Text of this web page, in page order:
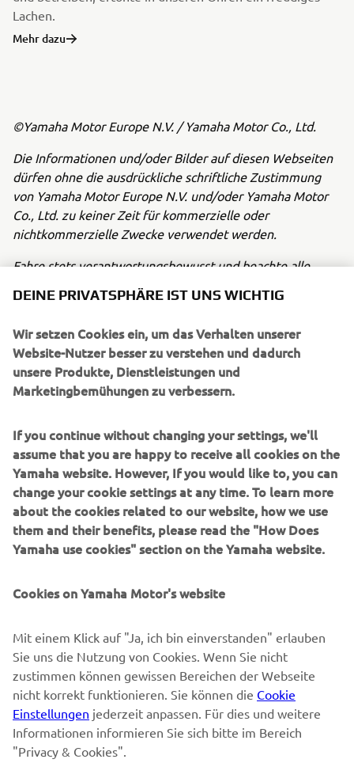
Lachen.
Mehr dazu
©Yamaha Motor Europe N.V. / Yamaha Motor Co., Ltd.
Die Informationen und/oder Bilder auf diesen Webseiten
dürfen ohne die ausdrückliche schriftliche Zustimmung
von Yamaha Motor Europe N.V. und/oder Yamaha Motor
Co., Ltd. zu keiner Zeit für kommerzielle oder
nichtkommerzielle Zwecke verwendet werden.
Fahre stets verantwortungsbewusst und beachte alle
UNTERNEHMEN
B2B
MEHR YAMAHA
SUPPORT
NEWSLETTER
Sonderveranstaltungen, Neuerscheinungen und vielem mehr.
ABONNIEREN
Lesen Sie unsere Datenschutzrichtlinie, um zu erfahren, wie wir
DEINE PRIVATSPHÄRE IST UNS WICHTIG
Wir setzen Cookies ein, um das Verhalten unserer
Website-Nutzer besser zu verstehen und dadurch
unsere Produkte, Dienstleistungen und
Marketingbemühungen zu verbessern.
If you continue without changing your settings, we'll
assume that you are happy to receive all cookies on the
Yamaha website. However, If you would like to, you can
change your cookie settings at any time. To learn more
about the cookies related to our website, how we use
them and their benefits, please read the "How Does
Yamaha use cookies" section on the Yamaha website.
Cookies on Yamaha Motor's website
Mit einem Klick auf "Ja, ich bin einverstanden" erlauben
Sie uns die Nutzung von Cookies. Wenn Sie nicht
zustimmen können gewissen Bereichen der Webseite
nicht korrekt funktionieren. Sie können die Cookie
Einstellungen jederzeit anpassen. Für dies und weitere
Informationen informieren Sie sich bitte im Bereich
"Privacy & Cookies".